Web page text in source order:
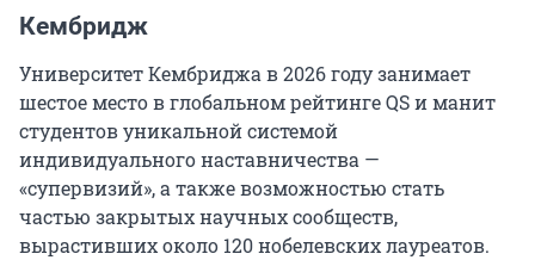
Кембридж
Университет Кембриджа в 2026 году занимает
шестое место в глобальном рейтинге QS и манит
студентов уникальной системой
индивидуального наставничества —
«супервизий», а также возможностью стать
частью закрытых научных сообществ,
вырастивших около 120нобелевских лауреатов.